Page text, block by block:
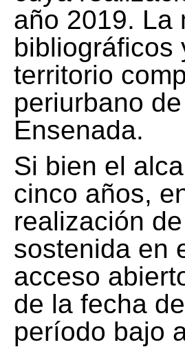
año 2019. La
bibliográficos
territorio
periurbano
Ensenada.
Si bien el
cinco años,
realización
sostenida en
acceso
de la fecha
período bajo